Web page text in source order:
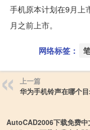
手机原本计划在9月上
月之前上市。
网络标签：
上一篇
华为手机铃声在哪个
AutoCAD2006下载免费